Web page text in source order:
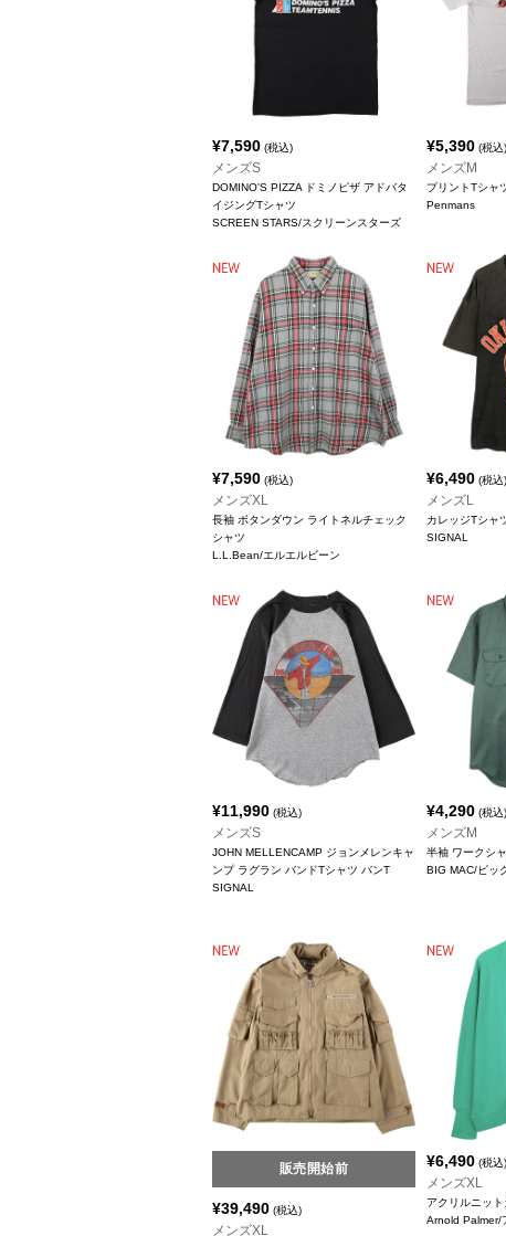
¥7,590 (税込)
メンズS
DOMINO'S PIZZA ドミノピザ アドバタ
イジングTシャツ
SCREEN STARS/スクリーンスターズ
¥5,390 (税込)
メンズM
プリントTシャ
Penmans
¥7,590 (税込)
メンズXL
長袖 ボタンダウン ライトネルチェック
シャツ
L.L.Bean/エルエルビーン
¥6,490 (税込)
メンズL
カレッジTシャ
SIGNAL
¥11,990 (税込)
メンズS
JOHN MELLENCAMP ジョンメレンキャ
ンプ ラグラン バンドTシャツ バンT
SIGNAL
¥4,290 (税込)
メンズM
半袖 ワークシ
BIG MAC/ビッ
販売開始前
¥39,490 (税込)
メンズXL
¥6,490 (税込)
メンズXL
アクリルニッ
Arnold Palmer/